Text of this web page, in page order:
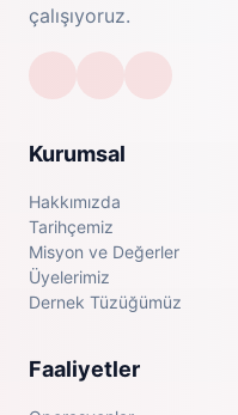
çalışıyoruz.
Kurumsal
Hakkımızda
Tarihçemiz
Misyon ve Değerler
Üyelerimiz
Dernek Tüzüğümüz
Faaliyetler